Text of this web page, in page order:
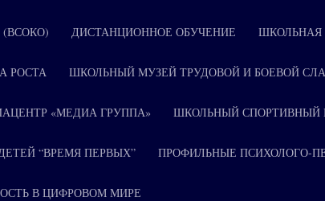
ДИСТАНЦИОННОЕ ОБУЧЕНИЕ ШКОЛЬНАЯ
РОСТА ШКОЛЬНЫЙ МУЗЕЙ ТРУДОВОЙ И БОЕВОЙ
«МЕДИА ГРУППА» ШКОЛЬНЫЙ СПОРТИВНЫЙ
“ВРЕМЯ ПЕРВЫХ” ПРОФИЛЬНЫЕ ПСИХОЛОГО-
В ЦИФРОВОМ МИРЕ